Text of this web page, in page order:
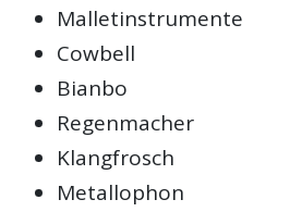
Malletinstrumente
Cowbell
Bianbo
Regenmacher
Klangfrosch
Metallophon